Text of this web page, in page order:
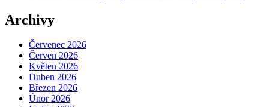
Archivy
Červenec 2026
Červen 2026
Květen 2026
Duben 2026
Březen 2026
Únor 2026